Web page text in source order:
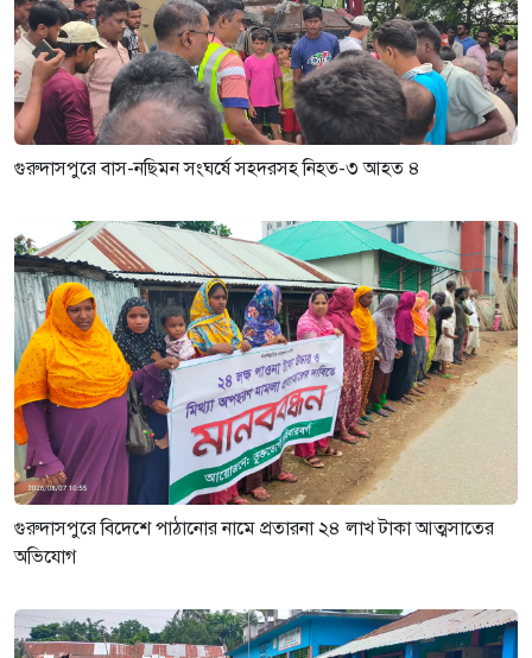
গুরুদাসপুরে বাস-নছিমন সংঘর্ষে সহদরসহ নিহত-৩ আহত ৪
গুরুদাসপুরে বিদেশে পাঠানোর নামে প্রতারনা ২৪ লাখ টাকা আত্মসাতের
অভিযোগ